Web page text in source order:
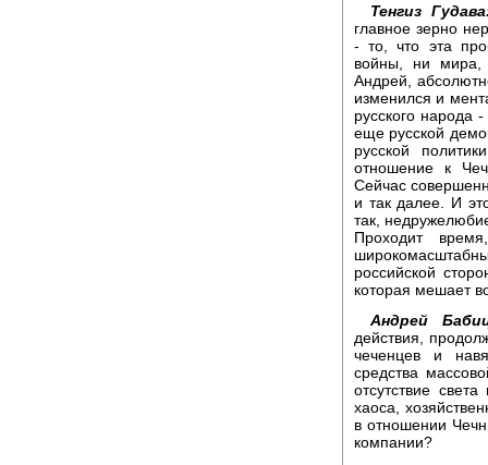
Тенгиз
главное зерно
- то, что эта
войны, ни мира,
Андрей,
изменился и
русского народа
еще русской
русской
отношение к
Сейчас
и так далее. И
так,
Проходит
российской
которая мешает
Андрей
действия,
чеченцев и
средства
отсутствие
хаоса,
в отношении
компании?